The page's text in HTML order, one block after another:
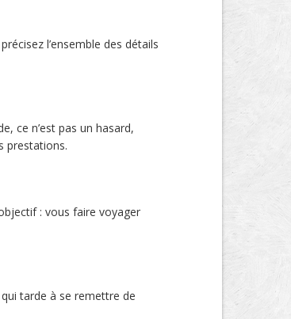
l’ensemble des détails
ce n’est pas un hasard,
prestations.
: vous faire voyager
tarde à se remettre de